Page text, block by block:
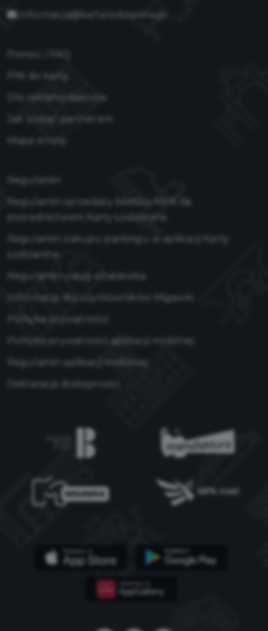
informacja@kartalodzianina.pl
PIN do karty
Dla reklamodawców
Jak zostać partnerem
Mapa strony
Regulamin
Regulamin sprzedaży biletów MPK za
pośrednictwem Karty Łodzianina
Regulamin zakupu parkingu w aplikacji Karty
Łodzianina
Regulamin usług eSakiewka
Informacja dla użytkowników Migawki
Polityka prywatności
Polityka prywatności aplikacji mobilnej
Regulamin aplikacji mobilnej
Deklaracja dostępności